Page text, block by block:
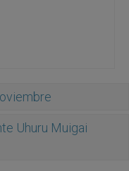
Uhuru Muigai